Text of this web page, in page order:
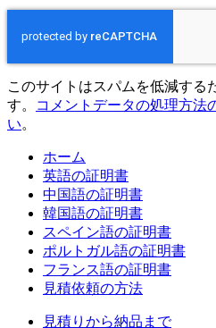
このサイトはスパムを低減する
す。
コメントデータの処理方法
い。
ホーム
英語の証明書
中国語の証明書
韓国語の証明書
スペイン語の証明書
ポルトガル語の証明書
フランス語の証明書
見積依頼の方法
見積りから納品まで